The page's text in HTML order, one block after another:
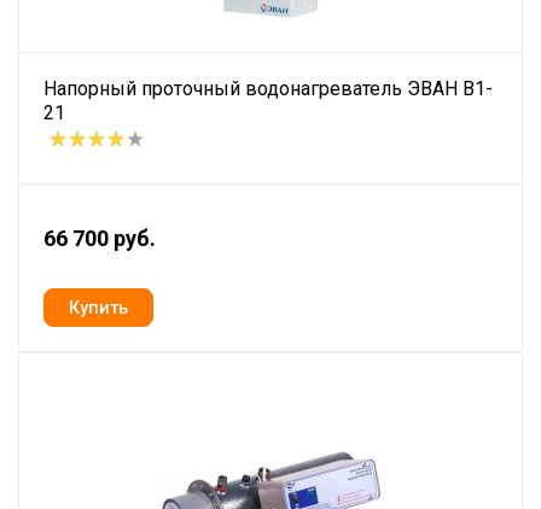
Напорный проточный водонагреватель ЭВАН В1-
21
66 700 руб.